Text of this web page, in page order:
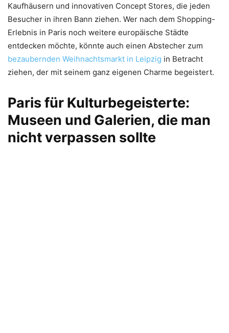
Kaufhäusern und innovativen Concept Stores, die jeden
Besucher in ihren Bann ziehen. Wer nach dem Shopping-
Erlebnis in Paris noch weitere europäische Städte
entdecken möchte, könnte auch einen Abstecher zum
bezaubernden Weihnachtsmarkt in Leipzig in Betracht
ziehen, der mit seinem ganz eigenen Charme begeistert.
Paris für Kulturbegeisterte:
Museen und Galerien, die man
nicht verpassen sollte